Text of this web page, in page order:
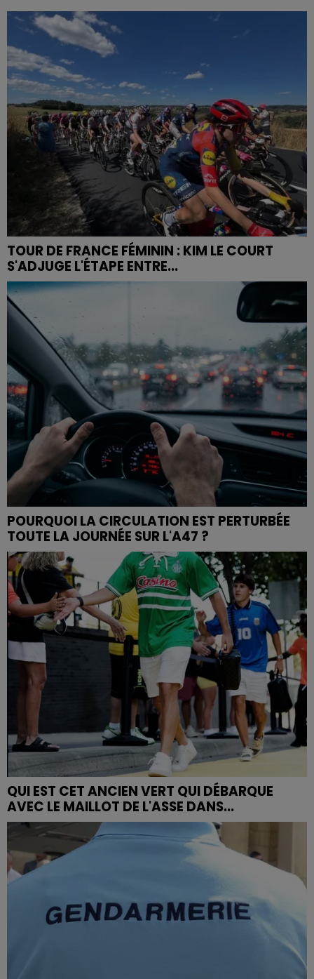
TOUR DE FRANCE FÉMININ : KIM LE COURT
S'ADJUGE L'ÉTAPE ENTRE...
POURQUOI LA CIRCULATION EST PERTURBÉE
TOUTE LA JOURNÉE SUR L'A47 ?
QUI EST CET ANCIEN VERT QUI DÉBARQUE
AVEC LE MAILLOT DE L'ASSE DANS...